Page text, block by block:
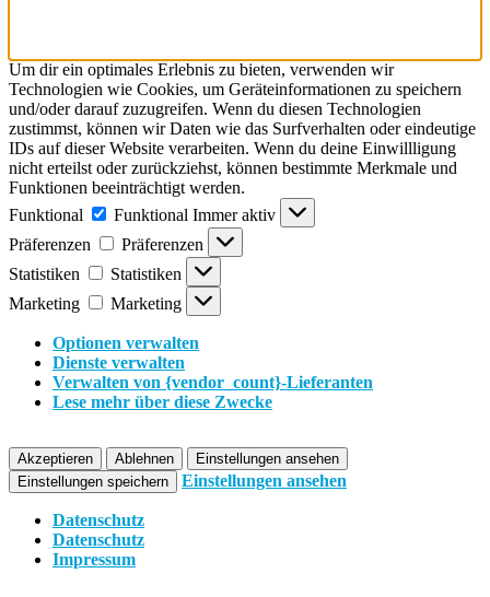
Um dir ein optimales Erlebnis zu bieten, verwenden wir
Technologien wie Cookies, um Geräteinformationen zu speichern
und/oder darauf zuzugreifen. Wenn du diesen Technologien
zustimmst, können wir Daten wie das Surfverhalten oder eindeutige
IDs auf dieser Website verarbeiten. Wenn du deine Einwillligung
nicht erteilst oder zurückziehst, können bestimmte Merkmale und
Funktionen beeinträchtigt werden.
Funktional
Funktional Immer aktiv
Präferenzen
Präferenzen
Statistiken
Statistiken
Marketing
Marketing
Optionen verwalten
Dienste verwalten
Verwalten von {vendor_count}-Lieferanten
Lese mehr über diese Zwecke
Akzeptieren Ablehnen
Einstellungen ansehen
Einstellungen speichern
Einstellungen ansehen
Datenschutz
Datenschutz
Impressum